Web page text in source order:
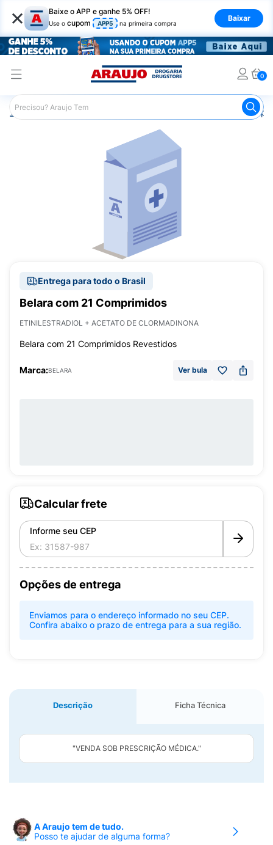
× Baixe o APP e ganhe 5% OFF!
Use o cupom APP5 na primeira compra
Baixar
0
Araujo Medicamentos
Entrega para todo o Brasil
Belara com 21 Comprimidos
ETINILESTRADIOL + ACETATO DE CLORMADINONA
Belara com 21 Comprimidos Revestidos
Marca:BELARA Ver bula
Calcular frete
Informe seu CEP
Opções de entrega
Enviamos para o endereço informado no seu CEP.
Confira abaixo o prazo de entrega para a sua região.
Descrição Ficha Técnica
"VENDA SOB PRESCRIÇÃO MÉDICA."
A Araujo tem de tudo.
Posso te ajudar de alguma forma?